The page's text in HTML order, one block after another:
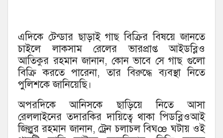
এদিকে টেন্ডার ছাড়াই গাছ বিক্রির বিষয়ে জানতে
চাইলে লাকসাম রেলের ভারপ্রাপ্ত আইডব্লিও
আতিকুর রহমান জানান, কোন ভাবে সে গাছ গুলো
বিক্রি করতে পারেনা, তার বিরুদ্ধে ব্যবস্থা নিতে
পুলিশকে জানিয়েছি।
অপরদিকে আনিসকে ছাড়িয়ে নিতে আসা
রেললাইনের তদারকির দায়িত্বে থাকা পিডব্লিওআই
জিল্লুর রহমান জানান, ট্রেন চলাচল বিঘœ ঘটায় ওই